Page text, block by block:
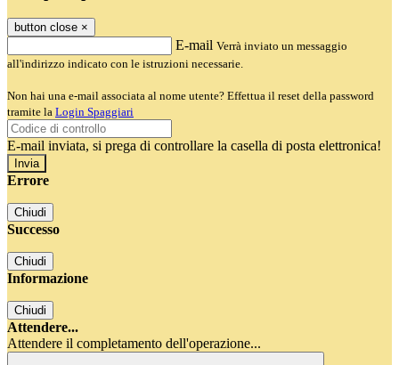
button close ×
E-mail Verrà inviato un messaggio
all'indirizzo indicato con le istruzioni necessarie.
Non hai una e-mail associata al nome utente? Effettua il reset della password
tramite la Login Spaggiari
E-mail inviata, si prega di controllare la casella di posta elettronica!
Errore
Chiudi
Successo
Chiudi
Informazione
Chiudi
Attendere...
Attendere il completamento dell'operazione...